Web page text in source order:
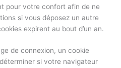
pour votre confort afin de ne
si vous déposez un autre
expirent au bout d’un an.
de connexion, un cookie
si votre navigateur